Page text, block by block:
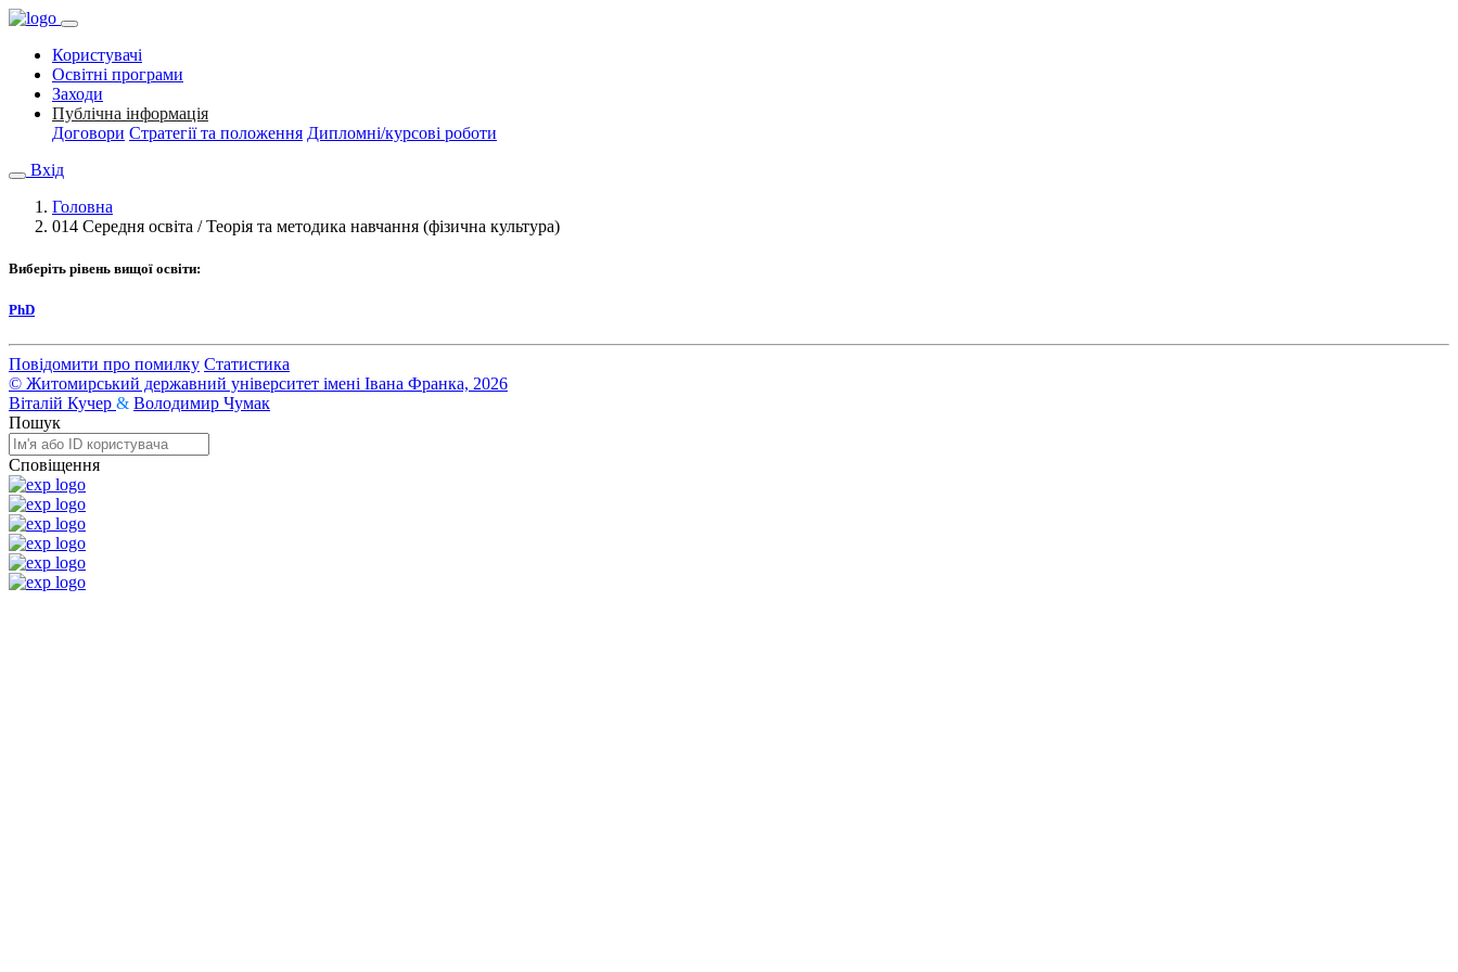
Користувачі
Освітні програми
Заходи
Публічна інформація
Договори Стратегії та положення Дипломні/курсові роботи
Вхід
Головна
014 Середня освіта / Теорія та методика навчання (фізична культура)
Виберіть рівень вищої освіти:
PhD
Повідомити про помилку Статистика
© Житомирський державний університет імені Івана Франка, 2026
Віталій Кучер & Володимир Чумак
Пошук
Сповіщення